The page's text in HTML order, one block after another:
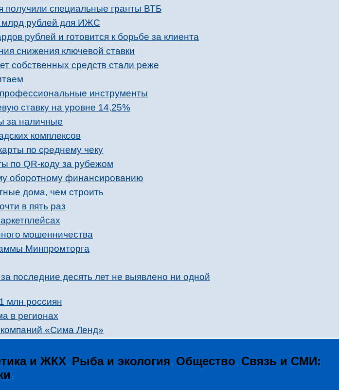
получили специальные гранты ВТБ
млрд рублей для ИЖС
рублей и готовится к борьбе за клиента
снижения ключевой ставки
собственных средств стали реже
инструменты
ставку на уровне 14,25%
за наличные
комплексов
по среднему чеку
по QR-коду за рубежом
оборотному финансированию
дома, чем строить
в пять раз
мошенничества
Минпромторга
последние десять лет не выявлено ни одной
млн россиян
в регионах
«Сима Ленд»
и ЖКХ : Рыба и экология : Общество : Связь и СМИ: :
: